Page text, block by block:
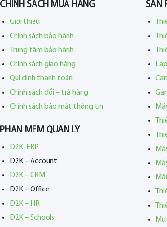
CHÍNH SÁCH MUA HÀNG
Giới thiệu
Chính sách bảo hành
Trung tâm bảo hành
Chính sách giao hàng
Qui định thanh toán
Chính sách đổi – trả hàng
Chính sách bảo mật thông tin
PHẦN MỀM QUẢN LÝ
D2K-ERP
D2K – Account
D2K – CRM
D2K – Office
D2K – HR
D2K – Schools
SẢN